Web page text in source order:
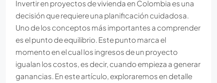
Invertir en proyectos de vivienda en Colombia es una
decisión que requiere una planificación cuidadosa.
Uno de los conceptos más importantes a comprender
es el punto de equilibrio. Este punto marca el
momento en el cual los ingresos de un proyecto
igualan los costos, es decir, cuando empieza a generar
ganancias. En este artículo, exploraremos en detalle